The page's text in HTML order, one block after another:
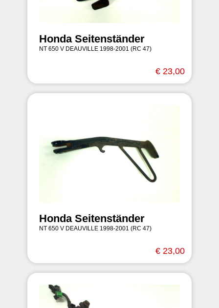
Honda Seitenständer
NT 650 V DEAUVILLE 1998-2001 (RC 47)
€ 23,00
Honda Seitenständer
NT 650 V DEAUVILLE 1998-2001 (RC 47)
€ 23,00